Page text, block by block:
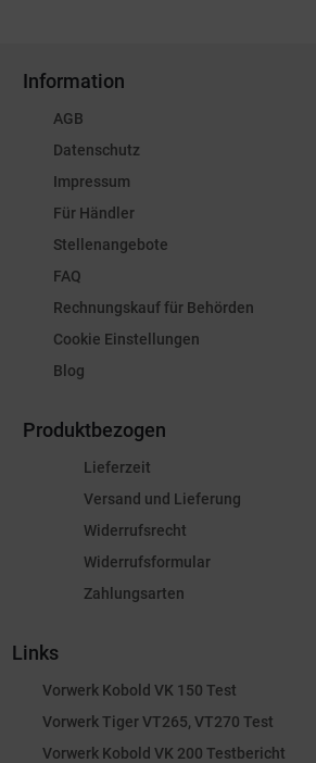
Information
AGB
Datenschutz
Impressum
Für Händler
Stellenangebote
FAQ
Rechnungskauf für Behörden
Cookie Einstellungen
Blog
Produktbezogen
Lieferzeit
Versand und Lieferung
Widerrufsrecht
Widerrufsformular
Zahlungsarten
Links
Vorwerk Kobold VK 150 Test
Vorwerk Tiger VT265, VT270 Test
Vorwerk Kobold VK 200 Testbericht